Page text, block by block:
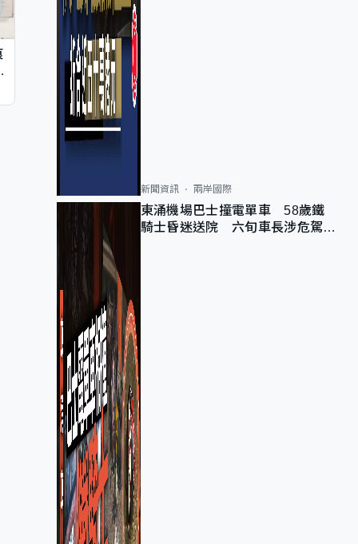
新聞資訊 兩岸國際
東涌機場巴士撞電單車 58歲鐵
騎士昏迷送院 六旬車長涉危駕被